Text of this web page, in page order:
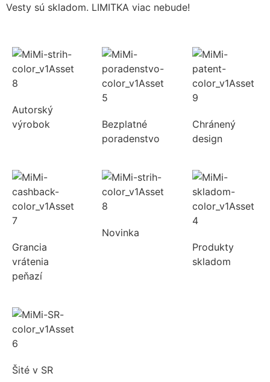
Vesty sú skladom. LIMITKA viac nebude!
Autorský
výrobok
Bezplatné
poradenstvo
Chránený
design
Grancia
vrátenia
peňazí
Novinka
Produkty
skladom
Šité v SR